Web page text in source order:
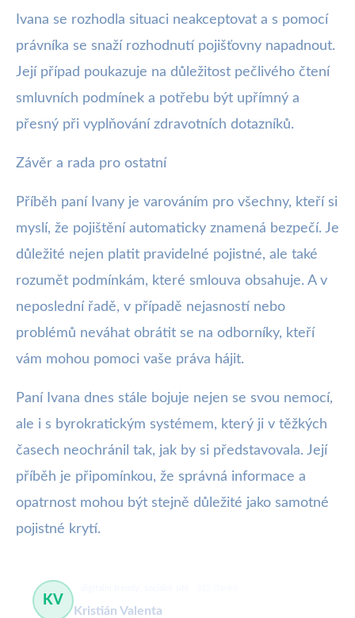
Ivana se rozhodla situaci neakceptovat a s pomocí
právníka se snaží rozhodnutí pojišťovny napadnout.
Její případ poukazuje na důležitost pečlivého čtení
smluvních podmínek a potřebu být upřímný a
přesný při vyplňování zdravotních dotazníků.
Závěr a rada pro ostatní
Příběh paní Ivany je varováním pro všechny, kteří si
myslí, že pojištění automaticky znamená bezpečí. Je
důležité nejen platit pravidelné pojistné, ale také
rozumět podmínkám, které smlouva obsahuje. A v
neposlední řadě, v případě nejasností nebo
problémů neváhat obrátit se na odborníky, kteří
vám mohou pomoci vaše práva hájit.
Paní Ivana dnes stále bojuje nejen se svou nemocí,
ale i s byrokratickým systémem, který ji v těžkých
časech neochránil tak, jak by si představovala. Její
příběh je připomínkou, že správná informace a
opatrnost mohou být stejně důležité jako samotné
pojistné krytí.
KV
Kristián Valenta